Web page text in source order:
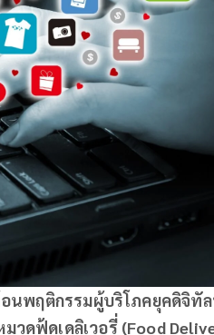
อนพฤติกรรมผู้บริโภคยุคดิจิทั
วดฟู้ดเดลิเวอรี่ (Food